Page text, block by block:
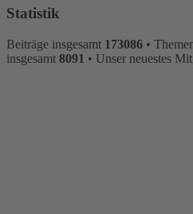
Statistik
Beiträge insgesamt 173086 •
insgesamt 8091 • Unser neuestes